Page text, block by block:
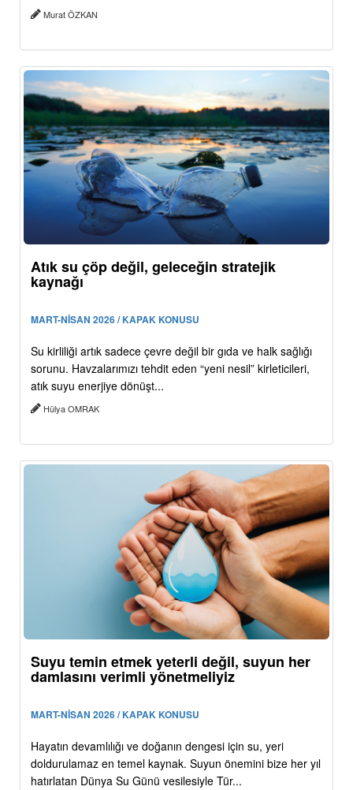
Murat ÖZKAN
Atık su çöp değil, geleceğin stratejik
kaynağı
MART-NİSAN 2026 / KAPAK KONUSU
Su kirliliği artık sadece çevre değil bir gıda ve halk sağlığı
sorunu. Havzalarımızı tehdit eden “yeni nesil” kirleticileri,
atık suyu enerjiye dönüşt...
Hülya OMRAK
Suyu temin etmek yeterli değil, suyun her
damlasını verimli yönetmeliyiz
MART-NİSAN 2026 / KAPAK KONUSU
Hayatın devamlılığı ve doğanın dengesi için su, yeri
doldurulamaz en temel kaynak. Suyun önemini bize her yıl
hatırlatan Dünya Su Günü vesilesiyle Tür...